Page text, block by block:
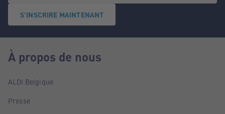
S'INSCRIRE MAINTENANT
À propos de nous
ALDI Belgique
Presse